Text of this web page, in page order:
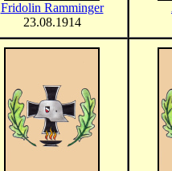
Fridolin Ramminger
23.08.1914